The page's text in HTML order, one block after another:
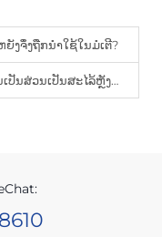
ງຈຶ່ງຖືກນຳໃຊ້ໃນມໍເຕີ?
ນເປັນສະໄລ້ຫຼັງທາງໄຟຟ້າ